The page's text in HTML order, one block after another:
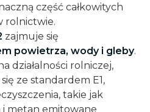
część całkowitych
rolnictwie.
zajmuje się
powietrza, wody i gleby.
działalności rolniczej,
ze standardem E1,
takie jak
metan emitowane